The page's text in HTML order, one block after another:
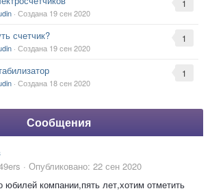
1
· Создана 19 сен 2020
1
счетчик?
· Создана 19 сен 2020
1
· Создана 18 сен 2020
Сообщения
· Опубликовано: 22 сен 2020
юбилей компании,пять лет,хотим отметить